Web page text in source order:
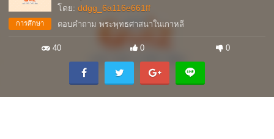
การศึกษา
โดย: ddgg_6a116e661ff
ตอบคำถาม พระพุทธศาสนาในเกาหลี
40 0 0